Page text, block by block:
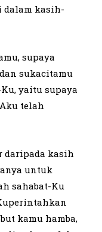
dalam kasih-
supaya
sukacitamu
yaitu supaya
telah
daripada kasih
untuk
sahabat-Ku
kamu hamba,